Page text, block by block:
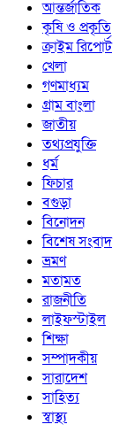
আন্তর্জাতিক
কৃষি ও প্রকৃতি
ক্রাইম রিপোর্ট
খেলা
গণমাধ্যম
গ্রাম বাংলা
জাতীয়
তথ্যপ্রযুক্তি
ধর্ম
ফিচার
বগুড়া
বিনোদন
বিশেষ সংবাদ
ভ্রমণ
মতামত
রাজনীতি
লাইফস্টাইল
শিক্ষা
সম্পাদকীয়
সারাদেশ
সাহিত্য
স্বাস্থ্য